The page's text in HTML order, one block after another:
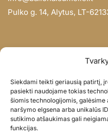
Siekdami teikti geriausią patirtį,
pasiekti naudojame tokias
šiomis technologijomis,
naršymo elgsena arba unikalūs
sutikimo atšaukimas gali
funkcijas.
Pulko g. 14, Alytus, LT-
Didmena
Darbų portfolio
Privatumo politika
Parduotuvės politika